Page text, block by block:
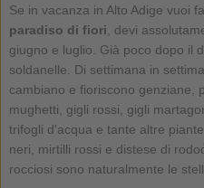
Se in vacanza in Alto Adige vuoi
paradiso di fiori , devi
giugno e luglio. Già poco dopo il
soldanelle. Di settimana in
cambiano e fioriscono genziane,
mughetti, gigli rossi, gigli
trifogli d'acqua e tante altre
neri, mirtilli rossi e distese di
rocciosi sono naturalmente le